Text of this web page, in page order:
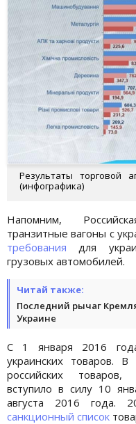
Результаты торговой
(инфографика)
Напомним,
транзитные вагоны с
требования для
грузовых автомобилей.
Читай также:
Последний рычаг
Украине
С 1 января 2016 года
украинских товаров.
российских товаров,
вступило в силу 10
августа 2016 года.
санкционный список